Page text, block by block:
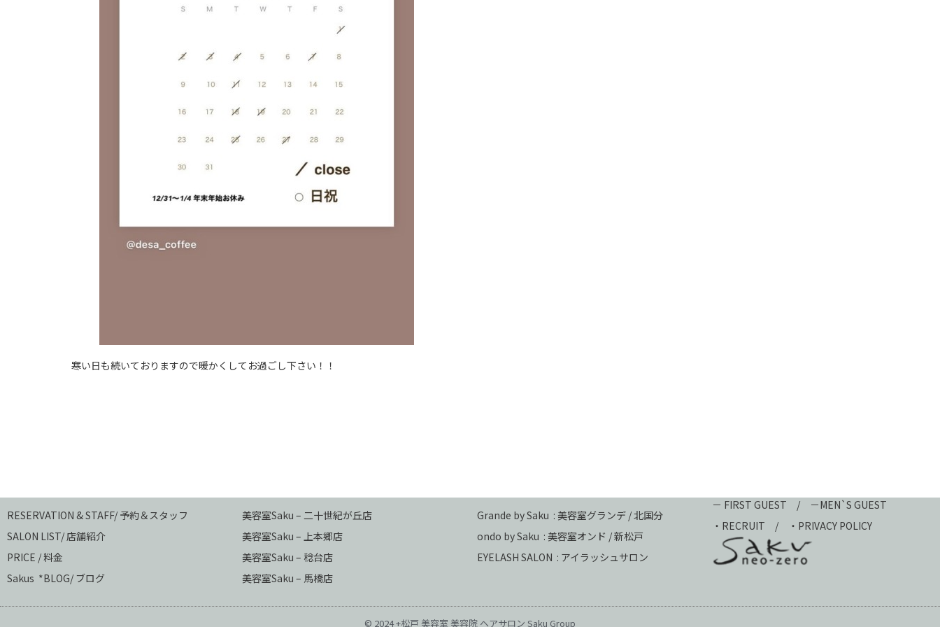
寒い日も続いておりますので暖かくしてお過ごし下さい！！
RESERVATION & STAFF/ 予約＆スタッフ
SALON LIST/ 店舗紹介
PRICE / 料金
Sakus *BLOG/ ブログ
美容室Saku – 二十世紀が丘店
美容室Saku – 上本郷店
美容室Saku – 稔台店
美容室Saku – 馬橋店
Grande by Saku : 美容室グランデ / 北国分
ondo by Saku : 美容室オンド / 新松戸
EYELASH SALON : アイラッシュサロン
－ FIRST GUEST / －MEN`S GUEST
・ RECRUIT / ・PRIVACY POLICY
© 2024 +松戸 美容室 美容院 ヘアサロン Saku Group